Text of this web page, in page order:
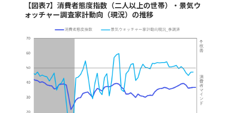
【図表7】消費者態度指数（二人以上の世帯）・景気ウ
ォッチャー調査家計動向（現況）の推移